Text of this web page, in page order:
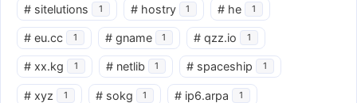
# sitelutions 1 # hostry 1 # he 1
# eu.cc 1 # gname 1 # qzz.io 1
# xx.kg 1 # netlib 1 # spaceship 1
# xyz 1 # sokg 1 # ip6.arpa 1